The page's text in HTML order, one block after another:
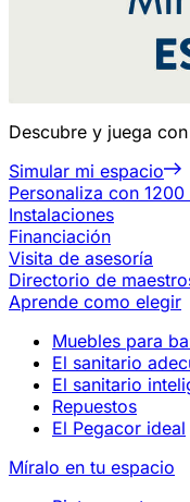
Descubre y juega
Simular mi espacio
Personaliza con 1200
Instalaciones
Financiación
Visita de asesoría
Directorio de
Aprende como elegir
Muebles para
El sanitario
El sanitario
Repuestos
El Pegacor ideal
Míralo en tu espacio